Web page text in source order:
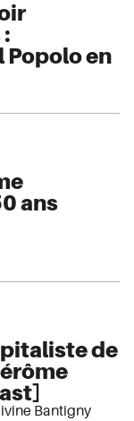
Popolo en
ans
de
Bantigny